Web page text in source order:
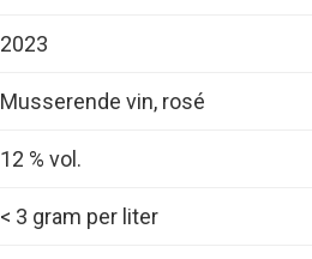
2023
Musserende vin, rosé
12 % vol.
< 3 gram per liter